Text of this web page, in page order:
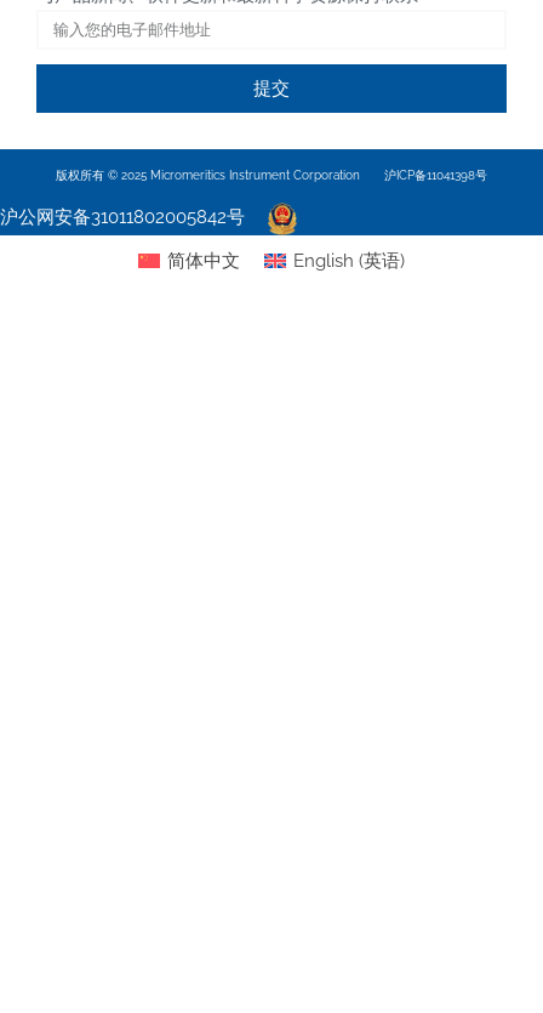
提交
版权所有 © 2025 Micromeritics Instrument Corporation 沪ICP备11041398号
沪公网安备31011802005842号
简体中文
English (英语)